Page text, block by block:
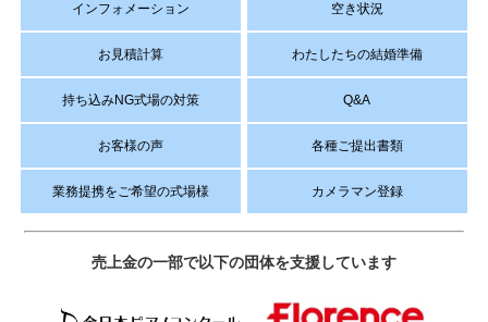
インフォメーション 空き状況
お見積計算 わたしたちの結婚準備
持ち込みNG式場の対策 Q&A
お客様の声 各種ご提出書類
業務提携をご希望の式場様 カメラマン登録
売上金の一部で以下の団体を支援しています